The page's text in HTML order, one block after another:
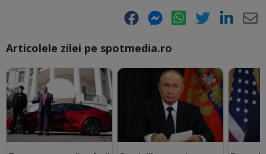
Facebook Messenger WhatsApp Twitter LinkedIn
Articolele zilei pe spotmedia.ro